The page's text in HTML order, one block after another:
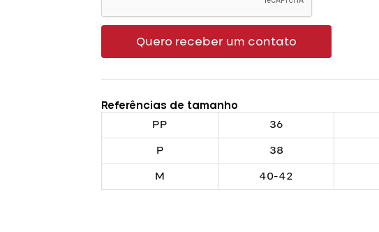
Quero receber um contato
Referências de tamanho
PP
36
P 38
M 40-42